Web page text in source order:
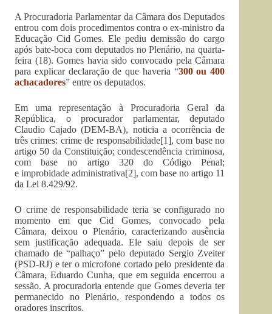
A Procuradoria Parlamentar da Câmara dos Deputados
entrou com dois procedimentos contra o ex-ministro da
Educação Cid Gomes. Ele pediu demissão do cargo
após bate-boca com deputados no Plenário, na quarta-
feira (18). Gomes havia sido convocado pela Câmara
para explicar declaração de que haveria “300 ou 400
achacadores” entre os deputados.
Em uma representação à Procuradoria Geral da
República, o procurador parlamentar, deputado
Claudio Cajado (DEM-BA), noticia a ocorrência de
três crimes: crime de responsabilidade[1], com base no
artigo 50 da Constituição; condescendência criminosa,
com base no artigo 320 do Código Penal;
e improbidade administrativa[2], com base no artigo 11
da Lei 8.429/92.
O crime de responsabilidade teria se configurado no
momento em que Cid Gomes, convocado pela
Câmara, deixou o Plenário, caracterizando ausência
sem justificação adequada. Ele saiu depois de ser
chamado de “palhaço” pelo deputado Sergio Zveiter
(PSD-RJ) e ter o microfone cortado pelo presidente da
Câmara, Eduardo Cunha, que em seguida encerrou a
sessão. A procuradoria entende que Gomes deveria ter
permanecido no Plenário, respondendo a todos os
oradores inscritos.